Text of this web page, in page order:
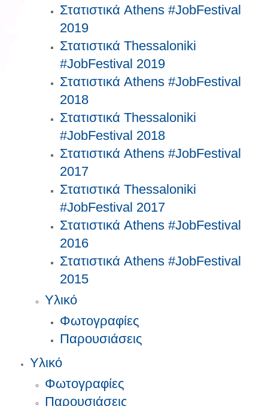
Στατιστικά Athens #JobFestival
2019
Στατιστικά Thessaloniki
#JobFestival 2019
Στατιστικά Athens #JobFestival
2018
Στατιστικά Thessaloniki
#JobFestival 2018
Στατιστικά Athens #JobFestival
2017
Στατιστικά Thessaloniki
#JobFestival 2017
Στατιστικά Athens #JobFestival
2016
Στατιστικά Athens #JobFestival
2015
Υλικό
Φωτογραφίες
Παρουσιάσεις
Υλικό
Φωτογραφίες
Παρουσιάσεις